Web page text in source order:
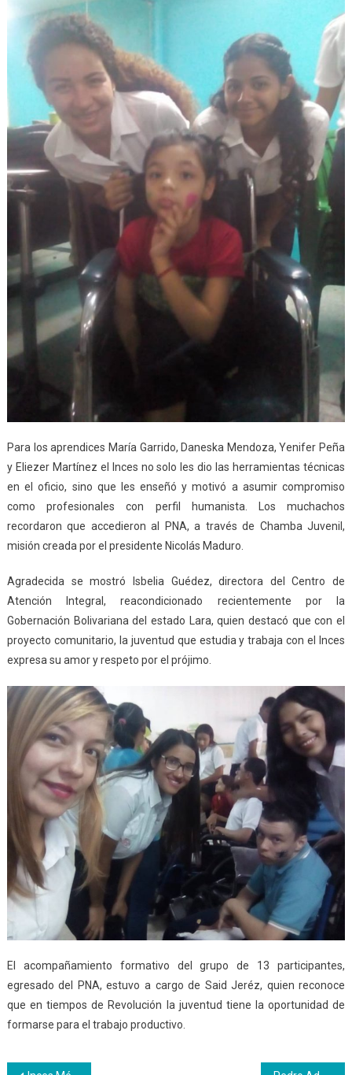
Para los aprendices María Garrido, Daneska Mendoza, Yenifer Peña
y Eliezer Martínez el Inces no solo les dio las herramientas técnicas
en el oficio, sino que les enseñó y motivó a asumir compromiso
como profesionales con perfil humanista. Los muchachos
recordaron que accedieron al PNA, a través de Chamba Juvenil,
misión creada por el presidente Nicolás Maduro.
Agradecida se mostró Isbelia Guédez, directora del Centro de
Atención Integral, reacondicionado recientemente por la
Gobernación Bolivariana del estado Lara, quien destacó que con el
proyecto comunitario, la juventud que estudia y trabaja con el Inces
expresa su amor y respeto por el prójimo.
El acompañamiento formativo del grupo de 13 participantes,
egresado del PNA, estuvo a cargo de Said Jeréz, quien reconoce
que en tiempos de Revolución la juventud tiene la oportunidad de
formarse para el trabajo productivo.